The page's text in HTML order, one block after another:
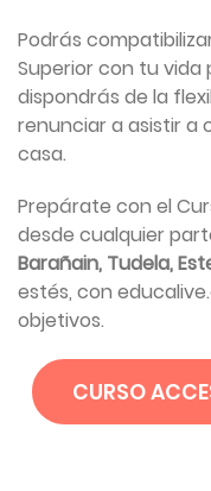
Podrás
Superior con tu vida
dispondrás de la
renunciar a asistir a
casa.
Prepárate con el
desde cualquier
Barañain, Tudela,
estés, con
objetivos.
CURSO